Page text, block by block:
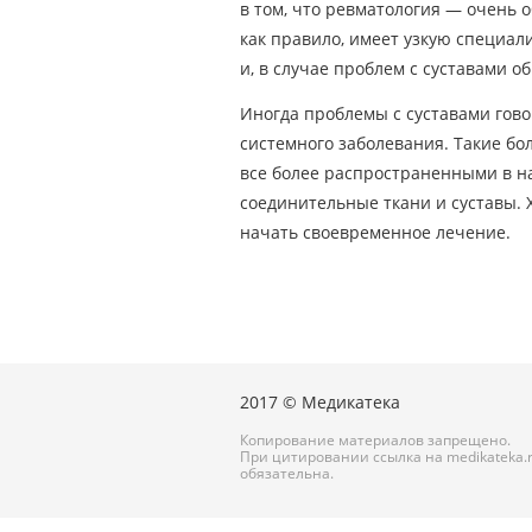
в том, что ревматология —
как правило, имеет узкую
и, в случае проблем с суставами
Иногда проблемы с суставами
системного заболевания. Такие
все более распространенными в
соединительные ткани и суставы.
начать своевременное лечение.
2017 © Медикатека
Копирование материалов запрещено.
При цитировании ссылка на
обязательна.